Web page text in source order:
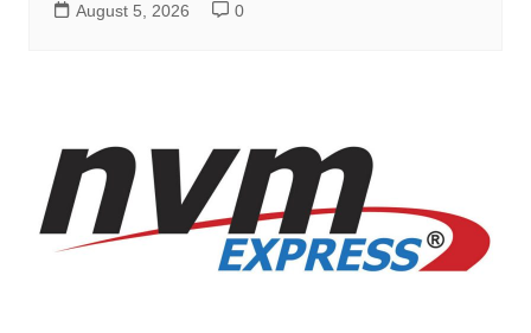
August 5, 2026 0